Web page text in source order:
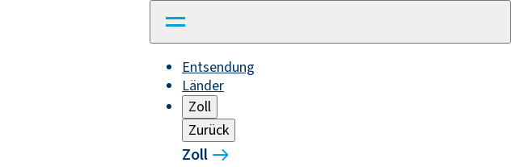
Entsendung
Länder
Zoll
Zurück
Zoll